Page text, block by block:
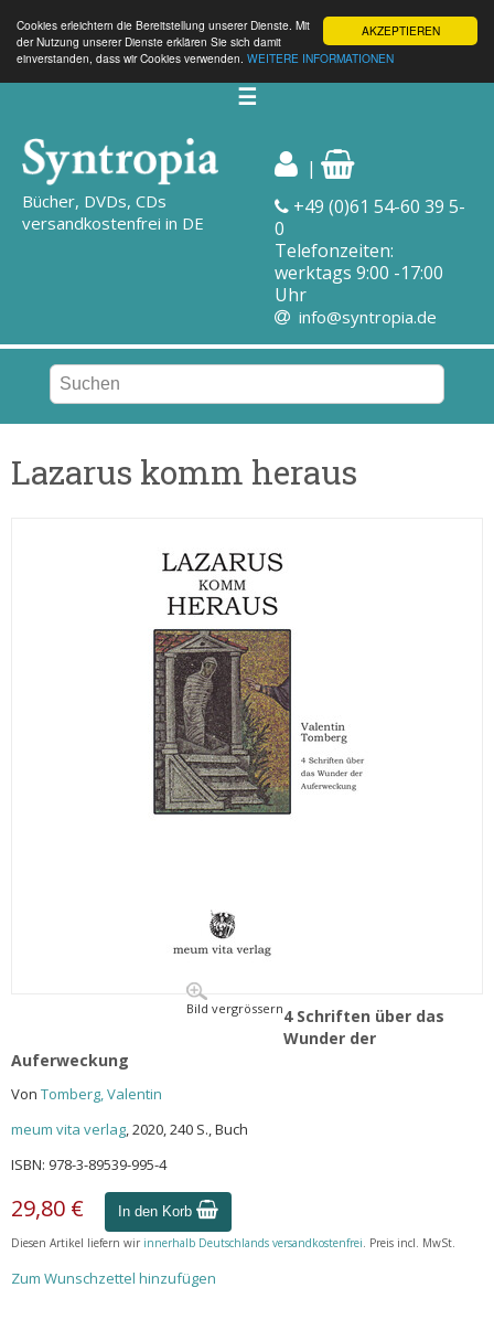
AKZEPTIEREN
Cookies erleichtern die Bereitstellung unserer Dienste. Mit
der Nutzung unserer Dienste erklären Sie sich damit
einverstanden, dass wir Cookies verwenden. WEITERE INFORMATIONEN
☰
Bücher, DVDs, CDs
versandkostenfrei in DE
|
+49 (0)61 54-60 39 5-
0
Telefonzeiten:
werktags 9:00 -17:00
Uhr
info@syntropia.de
Lazarus komm heraus
Bild vergrössern4 Schriften über das
Wunder der
Auferweckung
Von Tomberg, Valentin
meum vita verlag, 2020, 240 S., Buch
ISBN: 978-3-89539-995-4
29,80 € In den Korb
Diesen Artikel liefern wir innerhalb Deutschlands versandkostenfrei. Preis incl. MwSt.
Zum Wunschzettel hinzufügen